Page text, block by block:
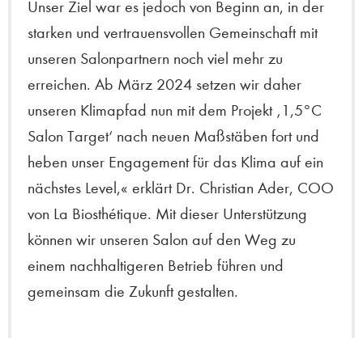
Unser Ziel war es jedoch von Beginn an, in der
starken und vertrauensvollen Gemeinschaft mit
unseren Salonpartnern noch viel mehr zu
erreichen. Ab März 2024 setzen wir daher
unseren Klimapfad nun mit dem Projekt ‚1,5°C
Salon Target‘ nach neuen Maßstäben fort und
heben unser Engagement für das Klima auf ein
nächstes Level,« erklärt Dr. Christian Ader, COO
von La Biosthétique. Mit dieser Unterstützung
können wir unseren Salon auf den Weg zu
einem nachhaltigeren Betrieb führen und
gemeinsam die Zukunft gestalten.